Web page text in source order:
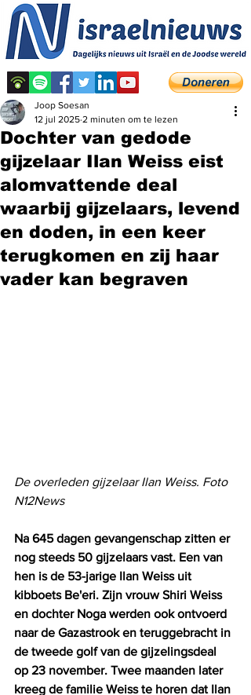
Dochter van gedode
gijzelaar Ilan Weiss eist
alomvattende deal
waarbij gijzelaars, levend
en doden, in een keer
terugkomen en zij haar
vader kan begraven
Joop Soesan
12 jul 2025 2 minuten om te lezen
De overleden gijzelaar Ilan Weiss. Foto
N12News
Na 645 dagen gevangenschap zitten er
nog steeds 50 gijzelaars vast. Een van
hen is de 53-jarige Ilan Weiss uit
kibboets Be'eri. Zijn vrouw Shiri Weiss
en dochter Noga werden ook ontvoerd
naar de Gazastrook en teruggebracht in
de tweede golf van de gijzelingsdeal
op 23 november. Twee maanden later
kreeg de familie Weiss te horen dat Ilan